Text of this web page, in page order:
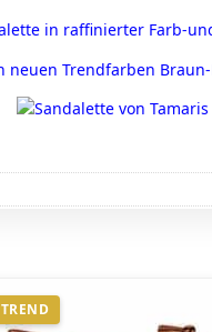
TREND